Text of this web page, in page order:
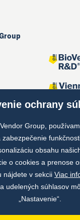
ochrany
Group,
obsahu
o cookies a prenose
nájdete v sekcii Viac
udelených súhlasov
„Nastavenie“.